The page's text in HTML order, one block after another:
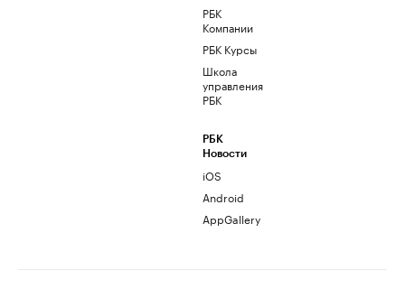
РБК
Компании
РБК Курсы
Школа
управления
РБК
РБК
Новости
iOS
Android
AppGallery